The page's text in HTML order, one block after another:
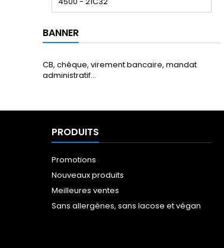
BANNER
CB, chèque, virement bancaire, mandat
administratif...
PRODUITS
Promotions
Nouveaux produits
Meilleures ventes
Sans allergènes, sans lacose et végan